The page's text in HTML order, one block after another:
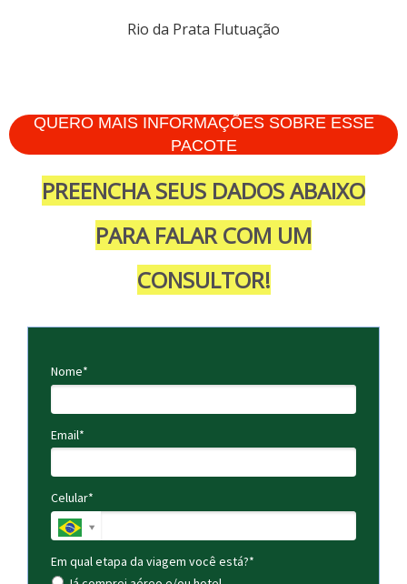
Rio da Prata Flutuação
QUERO MAIS INFORMAÇÕES SOBRE ESSE
PACOTE
PREENCHA SEUS DADOS ABAIXO
PARA FALAR COM UM
CONSULTOR!
Nome*
Email*
Celular*
Em qual etapa da viagem você está?*